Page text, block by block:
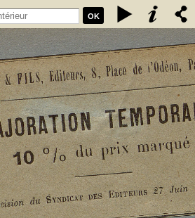
OK
théorie et vulgarisation générale / par
(1873-1939). Auteur